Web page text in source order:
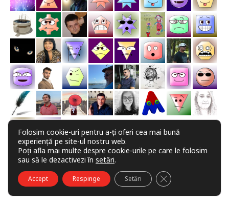
ABONAMENT LA REVISTĂ PRIN EMAIL
Folosim cookie-uri pentru a-ți oferi cea mai bună
experiență pe site-ul nostru web.
Poți afla mai multe despre cookie-urile pe care le folosim
sau să le dezactivezi în setări.
Accept Respinge Setări CLOSE GDPR